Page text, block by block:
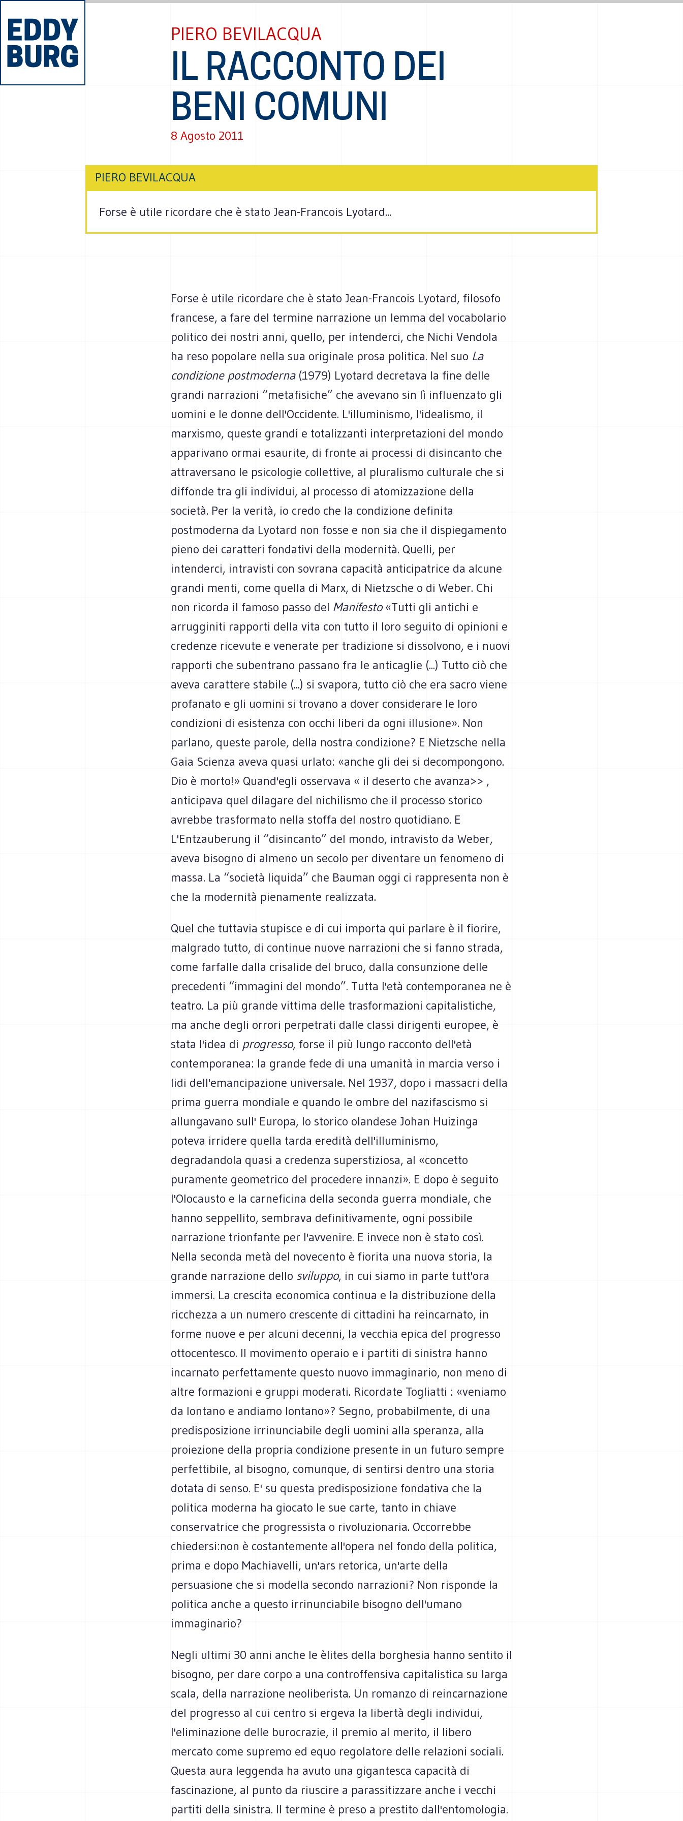
PIERO BEVILACQUA
IL RACCONTO DEI
BENI COMUNI
8 Agosto 2011
PIERO BEVILACQUA
Forse è utile ricordare che è stato Jean-Francois Lyotard...
Forse è utile ricordare che è stato Jean-Francois Lyotard, filosofo
francese, a fare del termine narrazione un lemma del vocabolario
politico dei nostri anni, quello, per intenderci, che Nichi Vendola
ha reso popolare nella sua originale prosa politica. Nel suo La
condizione postmoderna(1979) Lyotard decretava la fine delle
grandi narrazioni “metafisiche” che avevano sin lì influenzato gli
uomini e le donne dell'Occidente. L'illuminismo, l'idealismo, il
marxismo, queste grandi e totalizzanti interpretazioni del mondo
apparivano ormai esaurite, di fronte ai processi di disincanto che
attraversano le psicologie collettive, al pluralismo culturale che si
diffonde tra gli individui, al processo di atomizzazione della
società. Per la verità, io credo che la condizione definita
postmoderna da Lyotard non fosse e non sia che il dispiegamento
pieno dei caratteri fondativi della modernità. Quelli, per
intenderci, intravisti con sovrana capacità anticipatrice da alcune
grandi menti, come quella di Marx, di Nietzsche o di Weber. Chi
non ricorda il famoso passo del Manifesto«Tutti gli antichi e
arrugginiti rapporti della vita con tutto il loro seguito di opinioni e
credenze ricevute e venerate per tradizione si dissolvono, e i nuovi
rapporti che subentrano passano fra le anticaglie (...) Tutto ciò che
aveva carattere stabile (...) si svapora, tutto ciò che era sacro viene
profanato e gli uomini si trovano a dover considerare le loro
condizioni di esistenza con occhi liberi da ogni illusione». Non
parlano, queste parole, della nostra condizione? E Nietzsche nella
Gaia Scienza aveva quasi urlato: «anche gli dei si decompongono.
Dio è morto!» Quand'egli osservava « il deserto che avanza>> ,
anticipava quel dilagare del nichilismo che il processo storico
avrebbe trasformato nella stoffa del nostro quotidiano. E
L'Entzauberung il “disincanto” del mondo, intravisto da Weber,
aveva bisogno di almeno un secolo per diventare un fenomeno di
massa. La “società liquida” che Bauman oggi ci rappresenta non è
che la modernità pienamente realizzata.
Quel che tuttavia stupisce e di cui importa qui parlare è il fiorire,
malgrado tutto, di continue nuove narrazioni che si fanno strada,
come farfalle dalla crisalide del bruco, dalla consunzione delle
precedenti “immagini del mondo”. Tutta l'età contemporanea ne è
teatro. La più grande vittima delle trasformazioni capitalistiche,
ma anche degli orrori perpetrati dalle classi dirigenti europee, è
stata l'idea di progresso, forse il più lungo racconto dell'età
contemporanea: la grande fede di una umanità in marcia verso i
lidi dell'emancipazione universale. Nel 1937, dopo i massacri della
prima guerra mondiale e quando le ombre del nazifascismo si
allungavano sull' Europa, lo storico olandese Johan Huizinga
poteva irridere quella tarda eredità dell'illuminismo,
degradandola quasi a credenza superstiziosa, al «concetto
puramente geometrico del procedere innanzi». E dopo è seguito
l'Olocausto e la carneficina della seconda guerra mondiale, che
hanno seppellito, sembrava definitivamente, ogni possibile
narrazione trionfante per l'avvenire. E invece non è stato così.
Nella seconda metà del novecento è fiorita una nuova storia, la
grande narrazione dello sviluppo, in cui siamo in parte tutt'ora
immersi. La crescita economica continua e la distribuzione della
ricchezza a un numero crescente di cittadini ha reincarnato, in
forme nuove e per alcuni decenni, la vecchia epica del progresso
ottocentesco. Il movimento operaio e i partiti di sinistra hanno
incarnato perfettamente questo nuovo immaginario, non meno di
altre formazioni e gruppi moderati. Ricordate Togliatti : «veniamo
da lontano e andiamo lontano»? Segno, probabilmente, di una
predisposizione irrinunciabile degli uomini alla speranza, alla
proiezione della propria condizione presente in un futuro sempre
perfettibile, al bisogno, comunque, di sentirsi dentro una storia
dotata di senso. E' su questa predisposizione fondativa che la
politica moderna ha giocato le sue carte, tanto in chiave
conservatrice che progressista o rivoluzionaria. Occorrebbe
chiedersi:non è costantemente all'opera nel fondo della politica,
prima e dopo Machiavelli, un'ars retorica, un'arte della
persuasione che si modella secondo narrazioni? Non risponde la
politica anche a questo irrinunciabile bisogno dell'umano
immaginario?
Negli ultimi 30 anni anche le èlites della borghesia hanno sentito il
bisogno, per dare corpo a una controffensiva capitalistica su larga
scala, della narrazione neoliberista. Un romanzo di reincarnazione
del progresso al cui centro si ergeva la libertà degli individui,
l'eliminazione delle burocrazie, il premio al merito, il libero
mercato come supremo ed equo regolatore delle relazioni sociali.
Questa aura leggenda ha avuto una gigantesca capacità di
fascinazione, al punto da riuscire a parassitizzare anche i vecchi
partiti della sinistra. Il termine è preso a prestito dall'entomologia.